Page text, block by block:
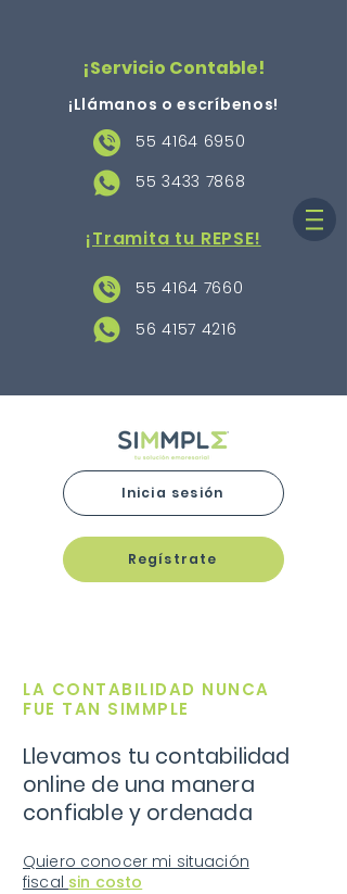
¡Servicio Contable!
¡Llámanos o escríbenos!
55 4164 6950
55 3433 7868
¡Tramita tu REPSE!
55 4164 7660
56 4157 4216
Inicia sesión
Regístrate
LA CONTABILIDAD NUNCA
FUE TAN SIMMPLE
Llevamos tu contabilidad
online de una manera
confiable y ordenada
Quiero conocer mi situación
fiscal sin costo